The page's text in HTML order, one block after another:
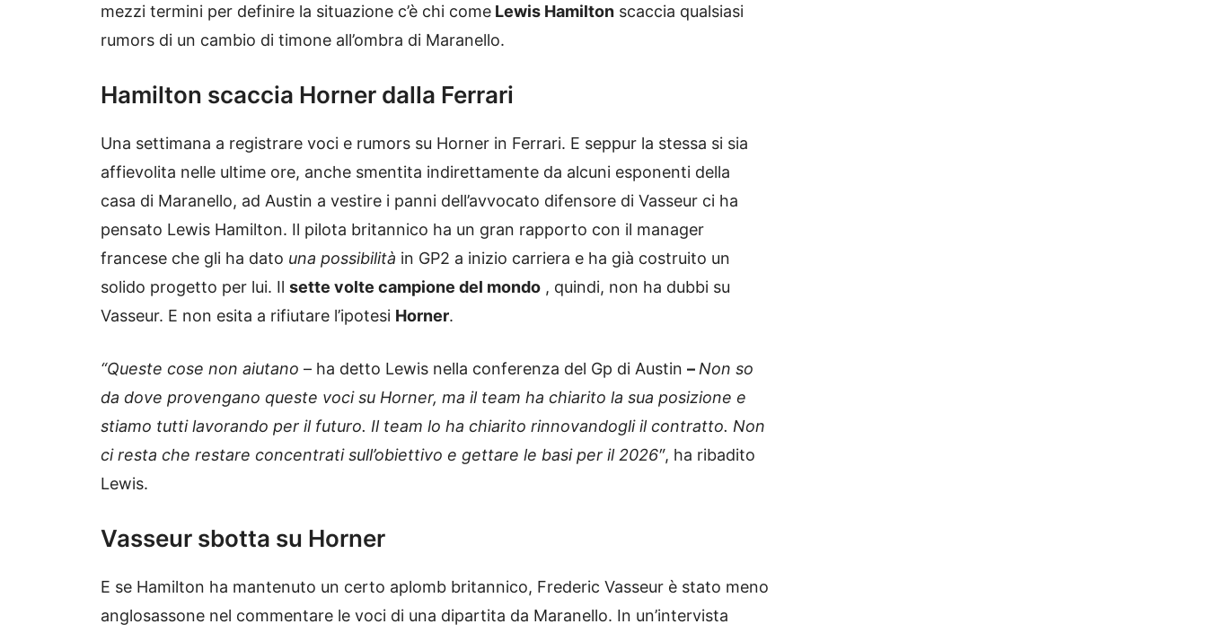
mezzi termini per definire la situazione c’è chi come Lewis Hamilton scaccia qualsiasi
rumors di un cambio di timone all’ombra di Maranello.
Hamilton scaccia Horner dalla Ferrari
Una settimana a registrare voci e rumors su Horner in Ferrari. E seppur la stessa si sia
affievolita nelle ultime ore, anche smentita indirettamente da alcuni esponenti della
casa di Maranello, ad Austin a vestire i panni dell’avvocato difensore di Vasseur ci ha
pensato Lewis Hamilton. Il pilota britannico ha un gran rapporto con il manager
francese che gli ha dato una possibilità in GP2 a inizio carriera e ha già costruito un
solido progetto per lui. Il sette volte campione del mondo , quindi, non ha dubbi su
Vasseur. E non esita a rifiutare l’ipotesi Horner.
“Queste cose non aiutano – ha detto Lewis nella conferenza del Gp di Austin – Non so
da dove provengano queste voci su Horner, ma il team ha chiarito la sua posizione e
stiamo tutti lavorando per il futuro. Il team lo ha chiarito rinnovandogli il contratto. Non
ci resta che restare concentrati sull’obiettivo e gettare le basi per il 2026″, ha ribadito
Lewis.
Vasseur sbotta su Horner
E se Hamilton ha mantenuto un certo aplomb britannico, Frederic Vasseur è stato meno
anglosassone nel commentare le voci di una dipartita da Maranello. In un’intervista